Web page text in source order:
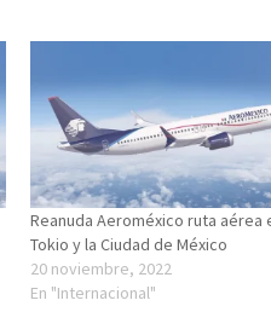
Reanuda Aeroméxico ruta aérea
Tokio y la Ciudad de México
20 noviembre, 2022
En "Internacional"